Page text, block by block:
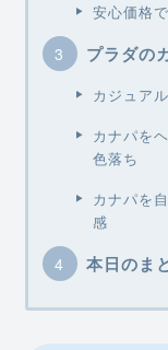
安心価格
プラダの
カジュア
カナパを
色落ち
カナパを
感
本日のま